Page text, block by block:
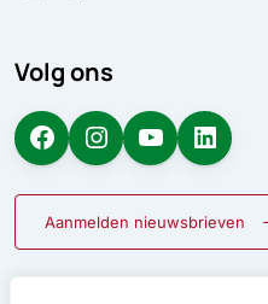
Volg ons
Facebook Instagram YouTube LinkedIn
Aanmelden nieuwsbrieven